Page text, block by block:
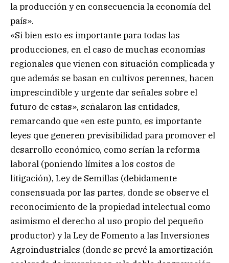
la producción y en consecuencia la economía del
país».
«Si bien esto es importante para todas las
producciones, en el caso de muchas economías
regionales que vienen con situación complicada y
que además se basan en cultivos perennes, hacen
imprescindible y urgente dar señales sobre el
futuro de estas», señalaron las entidades,
remarcando que «en este punto, es importante
leyes que generen previsibilidad para promover el
desarrollo económico, como serían la reforma
laboral (poniendo límites a los costos de
litigación), Ley de Semillas (debidamente
consensuada por las partes, donde se observe el
reconocimiento de la propiedad intelectual como
asimismo el derecho al uso propio del pequeño
productor) y la Ley de Fomento a las Inversiones
Agroindustriales (donde se prevé la amortización